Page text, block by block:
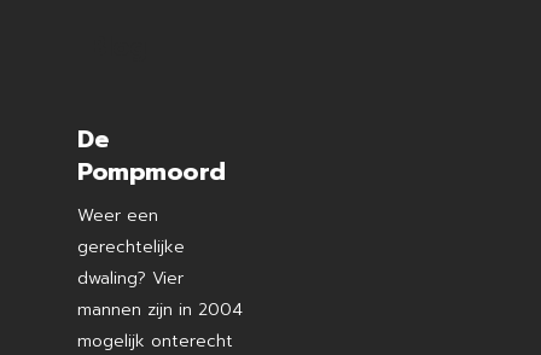
De
Pompmoord
Weer een
gerechtelijke
dwaling? Vier
mannen zijn in 2004
mogelijk onterecht